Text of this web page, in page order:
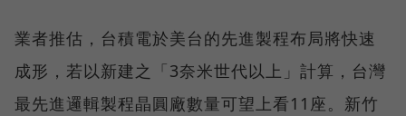
業者推估，台積電於美台的先進製程布局將快速
成形，若以新建之「3奈米世代以上」計算，台灣
最先進邏輯製程晶圓廠數量可望上看11座。新竹